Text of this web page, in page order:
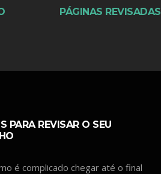
PÁGINAS REVISADAS
PARA REVISAR O SEU
é complicado chegar até o final